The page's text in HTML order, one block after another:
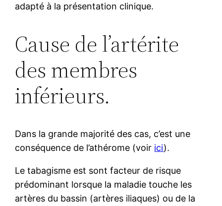
adapté à la présentation clinique.
Cause de l’artérite
des membres
inférieurs.
Dans la grande majorité des cas, c’est une
conséquence de l’athérome (voir ici).
Le tabagisme est sont facteur de risque
prédominant lorsque la maladie touche les
artères du bassin (artères iliaques) ou de la